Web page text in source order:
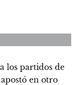
los partidos de
en otro